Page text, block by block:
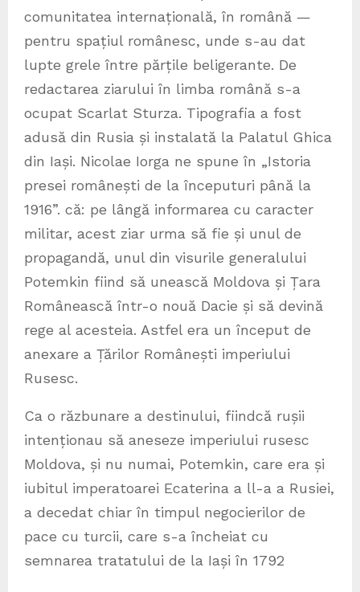
comunitatea internațională, în română —
pentru spațiul românesc, unde s-au dat
lupte grele între părțile beligerante. De
redactarea ziarului în limba română s-a
ocupat Scarlat Sturza. Tipografia a fost
adusă din Rusia și instalată la Palatul Ghica
din Iași. Nicolae Iorga ne spune în „Istoria
presei românești de la începuturi până la
1916”. că: pe lângă informarea cu caracter
militar, acest ziar urma să fie și unul de
propagandă, unul din visurile generalului
Potemkin fiind să unească Moldova și Țara
Românească într-o nouă Dacie și să devină
rege al acesteia. Astfel era un început de
anexare a Țărilor Românești imperiului
Rusesc.
Ca o răzbunare a destinului, fiindcă rușii
intenționau să aneseze imperiului rusesc
Moldova, și nu numai, Potemkin, care era și
iubitul imperatoarei Ecaterina a ll-a a Rusiei,
a decedat chiar în timpul negocierilor de
pace cu turcii, care s-a încheiat cu
semnarea tratatului de la Iași în 1792